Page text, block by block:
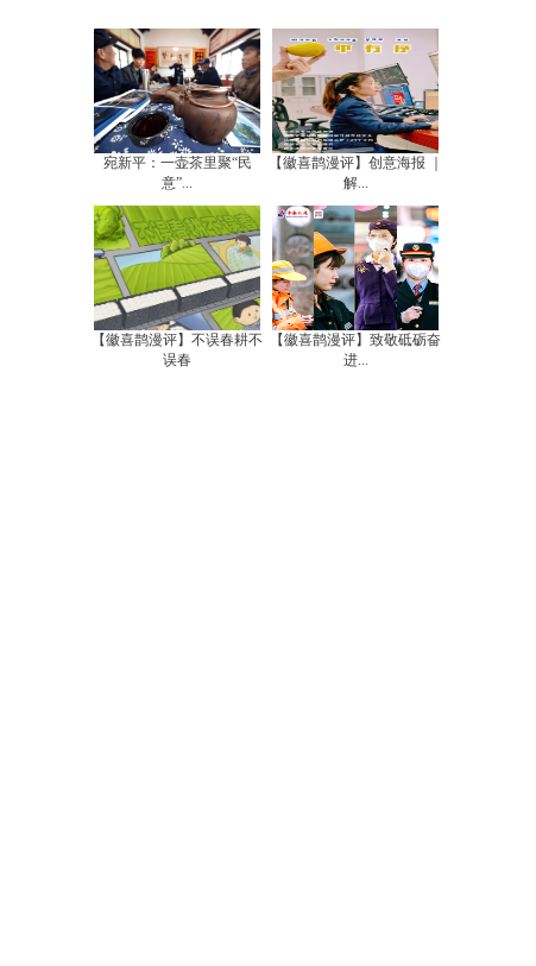
宛新平：一壶茶里聚“民
意”...
【徽喜鹊漫评】创意海报 ｜
解...
【徽喜鹊漫评】不误春耕不
误春
【徽喜鹊漫评】致敬砥砺奋
进...